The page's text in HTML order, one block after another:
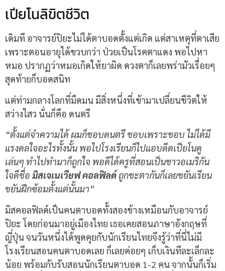
เปียโนลิขิตชีวิต
เดิมที อาจารย์ปิยะไม่ได้ตาบอดตั้งแต่เกิด แต่สาเหตุที่ตาเสีย
เพราะตอนอายุได้ขวบกว่า ป่วยเป็นโรคตาแดง พอไปหา
หมอ ปรากฏว่าหมอเกิดให้ยาผิด ดวงตาก็เลยพร่ามัวเรื่อยๆ
สุดท้ายก็บอดสนิท
แต่ท่ามกลางโลกที่มืดมน มีสิ่งหนึ่งที่เข้ามาเปลี่ยนชีวิตให้
สว่างไสว นั่นก็คือ ดนตรี
“ตั้งแต่จำความได้ ผมก็ชอบดนตรี ชอบเพราะชอบ ไม่ได้มี
แรงดลใจอะไรทั้งนั้น พอไปโรงเรียนก็ไปแอบดีดเปียโนดู
เล่นๆ ทำไปทำมาก็ถูกใจ พอดีได้ครูที่สอนเป็นชาวอเมริกัน
ใจดีชื่อ มิสเจเนเวียฟ คอลฟิลด์ ถูกชะตากันก็เลยขยันเรียน
ขยันฝึกซ้อมตั้งแต่นั้นมา”
มิสคอลฟิลด์เป็นคนตาบอดทั้งสองข้างเหมือนกับอาจารย์
ปิยะ โดยก่อนมาอยู่เมืองไทย เธอเคยสอนภาษาอังกฤษที่
ญี่ปุ่น จนวันหนึ่งได้พูดคุยกับนักเรียนไทยจึงรู้ว่าที่นี่ไม่มี
โรงเรียนสอนคนตาบอดเลย ก็เลยค่อยๆ เก็บเงินทีละเล็กละ
น้อย พร้อมกับรับสอนนักเรียนตาบอด 1-2 คน จากนั้นก็เริ่ม